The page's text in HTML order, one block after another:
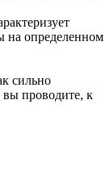
на определенном
сильно
вы проводите, к